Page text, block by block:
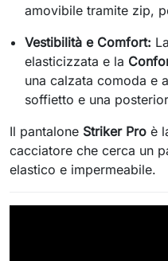
amovibile tramite zip,
Vestibilità e Comfort:
elasticizzata e la
una calzata comoda e
soffietto e una
Il pantalone Striker Pro è
cacciatore che cerca un
elastico e impermeabile.